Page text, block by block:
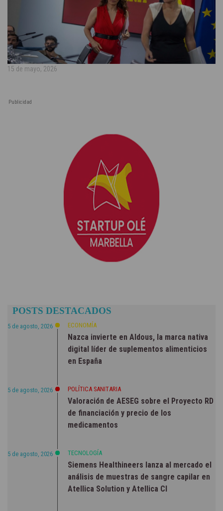
15 de mayo, 2026
Publicidad
POSTS DESTACADOS
5 de agosto, 2026 ECONOMÍA
Nazca invierte en Aldous, la marca nativa
digital líder de suplementos alimenticios
en España
5 de agosto, 2026 POLÍTICA SANITARIA
Valoración de AESEG sobre el Proyecto RD
de financiación y precio de los
medicamentos
5 de agosto, 2026 TECNOLOGÍA
Siemens Healthineers lanza al mercado el
análisis de muestras de sangre capilar en
Atellica Solution y Atellica CI